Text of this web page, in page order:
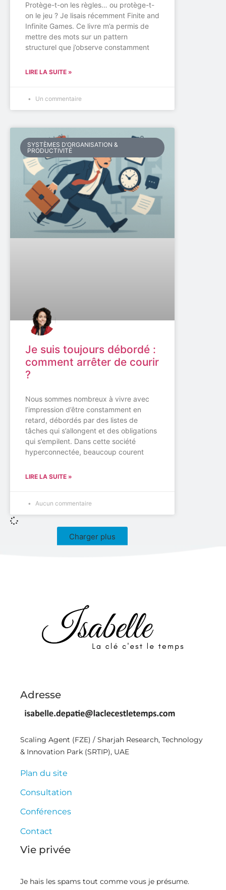
Protège-t-on les règles… ou protège-t-
on le jeu ? Je lisais récemment Finite and
Infinite Games. Ce livre m’a permis de
mettre des mots sur un pattern
structurel que j’observe constamment
LIRE LA SUITE »
Un commentaire
SYSTÈMES D’ORGANISATION &
PRODUCTIVITÉ
Je suis toujours débordé :
comment arrêter de courir
?
Nous sommes nombreux à vivre avec
l’impression d’être constamment en
retard, débordés par des listes de
tâches qui s’allongent et des obligations
qui s’empilent. Dans cette société
hyperconnectée, beaucoup courent
LIRE LA SUITE »
Aucun commentaire
Charger plus
Adresse
Scaling Agent (FZE) / Sharjah Research, Technology
& Innovation Park (SRTIP), UAE
Plan du site
Consultation
Conférences
Contact
Vie privée
Je hais les spams tout comme vous je présume.